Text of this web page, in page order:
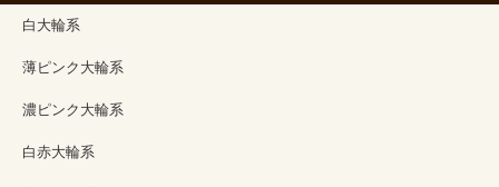
白大輪系
薄ピンク大輪系
濃ピンク大輪系
白赤大輪系